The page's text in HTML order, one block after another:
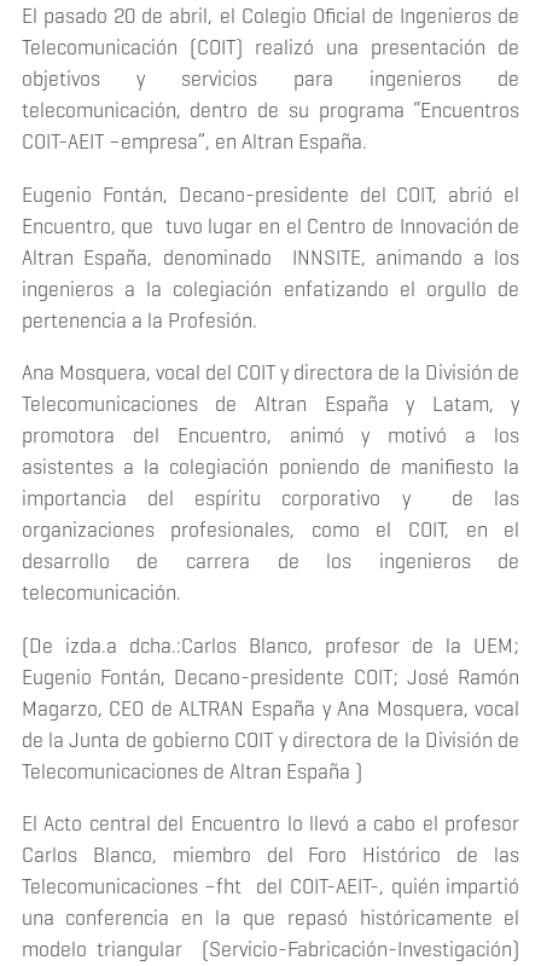
El pasado 20 de abril, el Colegio Oficial de Ingenieros de
Telecomunicación (COIT) realizó una presentación de
objetivos y servicios para ingenieros de
telecomunicación, dentro de su programa “Encuentros
COIT-AEIT –empresa”, en Altran España.
Eugenio Fontán, Decano-presidente del COIT, abrió el
Encuentro, que tuvo lugar en el Centro de Innovación de
Altran España, denominado INNSITE, animando a los
ingenieros a la colegiación enfatizando el orgullo de
pertenencia a la Profesión.
Ana Mosquera, vocal del COIT y directora de la División de
Telecomunicaciones de Altran España y Latam, y
promotora del Encuentro, animó y motivó a los
asistentes a la colegiación poniendo de manifiesto la
importancia del espíritu corporativo y de las
organizaciones profesionales, como el COIT, en el
desarrollo de carrera de los ingenieros de
telecomunicación.
(De izda.a dcha.:Carlos Blanco, profesor de la UEM;
Eugenio Fontán, Decano-presidente COIT; José Ramón
Magarzo, CEO de ALTRAN España y Ana Mosquera, vocal
de la Junta de gobierno COIT y directora de la División de
Telecomunicaciones de Altran España )
El Acto central del Encuentro lo llevó a cabo el profesor
Carlos Blanco, miembro del Foro Histórico de las
Telecomunicaciones –fht del COIT-AEIT-, quién impartió
una conferencia en la que repasó históricamente el
modelo triangular (Servicio-Fabricación-Investigación)